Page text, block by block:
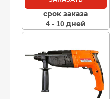
срок заказа
4 - 10 дней